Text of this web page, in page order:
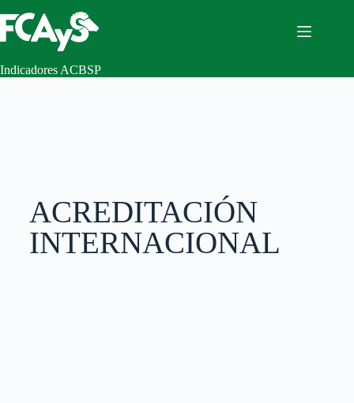
Indicadores ACBSP
ACREDITACIÓN
INTERNACIONAL